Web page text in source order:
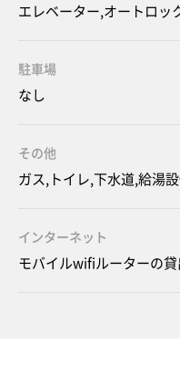
エレベーター,オートロッ
駐車場
なし
その他
ガス,トイレ,下水道,給湯
インターネット
モバイルwifiルーターの貸